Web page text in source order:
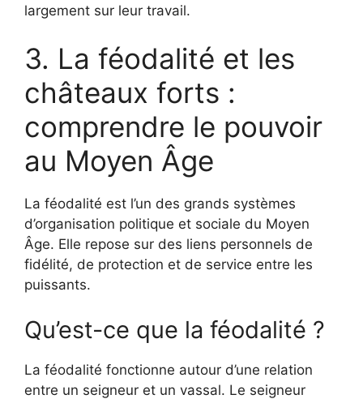
largement sur leur travail.
3. La féodalité et les
châteaux forts :
comprendre le pouvoir
au Moyen Âge
La féodalité est l’un des grands systèmes
d’organisation politique et sociale du Moyen
Âge. Elle repose sur des liens personnels de
fidélité, de protection et de service entre les
puissants.
Qu’est-ce que la féodalité ?
La féodalité fonctionne autour d’une relation
entre un seigneur et un vassal. Le seigneur